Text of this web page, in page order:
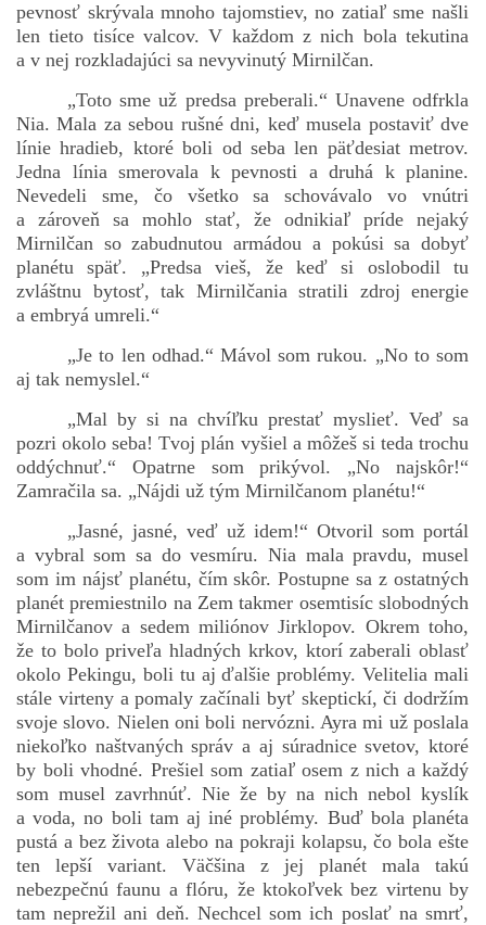
pevnosť skrývala mnoho tajomstiev, no zatiaľ sme našli
len tieto tisíce valcov. V každom z nich bola tekutina
a v nej rozkladajúci sa nevyvinutý Mirnilčan.
„Toto sme už predsa preberali.“ Unavene odfrkla
Nia. Mala za sebou rušné dni, keď musela postaviť dve
línie hradieb, ktoré boli od seba len päťdesiat metrov.
Jedna línia smerovala k pevnosti a druhá k planine.
Nevedeli sme, čo všetko sa schovávalo vo vnútri
a zároveň sa mohlo stať, že odnikiaľ príde nejaký
Mirnilčan so zabudnutou armádou a pokúsi sa dobyť
planétu späť. „Predsa vieš, že keď si oslobodil tu
zvláštnu bytosť, tak Mirnilčania stratili zdroj energie
a embryá umreli.“
„Je to len odhad.“ Mávol som rukou. „No to som
aj tak nemyslel.“
„Mal by si na chvíľku prestať myslieť. Veď sa
pozri okolo seba! Tvoj plán vyšiel a môžeš si teda trochu
oddýchnuť.“ Opatrne som prikývol. „No najskôr!“
Zamračila sa. „Nájdi už tým Mirnilčanom planétu!“
„Jasné, jasné, veď už idem!“ Otvoril som portál
a vybral som sa do vesmíru. Nia mala pravdu, musel
som im nájsť planétu, čím skôr. Postupne sa z ostatných
planét premiestnilo na Zem takmer osemtisíc slobodných
Mirnilčanov a sedem miliónov Jirklopov. Okrem toho,
že to bolo priveľa hladných krkov, ktorí zaberali oblasť
okolo Pekingu, boli tu aj ďalšie problémy. Velitelia mali
stále virteny a pomaly začínali byť skeptickí, či dodržím
svoje slovo. Nielen oni boli nervózni. Ayra mi už poslala
niekoľko naštvaných správ a aj súradnice svetov, ktoré
by boli vhodné. Prešiel som zatiaľ osem z nich a každý
som musel zavrhnúť. Nie že by na nich nebol kyslík
a voda, no boli tam aj iné problémy. Buď bola planéta
pustá a bez života alebo na pokraji kolapsu, čo bola ešte
ten lepší variant. Väčšina z jej planét mala takú
nebezpečnú faunu a flóru, že ktokoľvek bez virtenu by
tam neprežil ani deň. Nechcel som ich poslať na smrť,